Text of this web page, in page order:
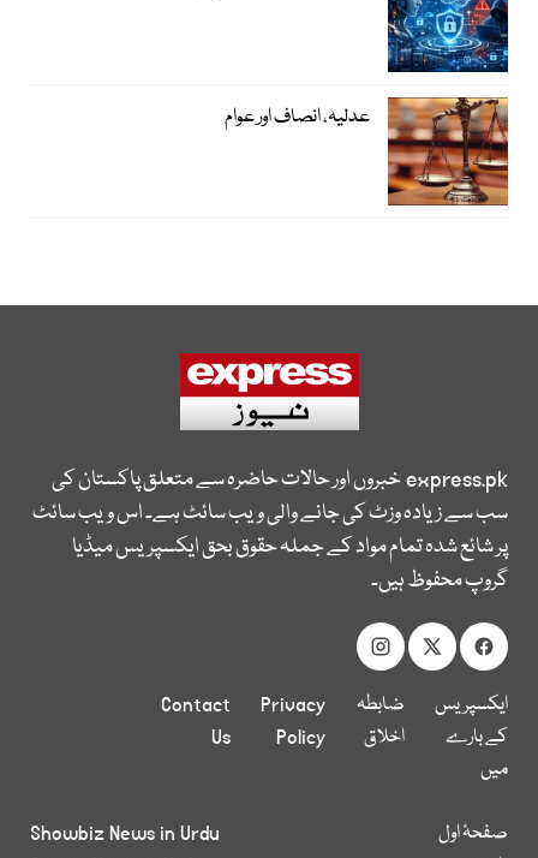
عدلیہ، انصاف اور عوام
express.pkخبروں اور حالات حاضرہ سے متعلق پاکستان کی
سب سے زیادہ وزٹ کی جانے والی ویب سائٹ ہے۔ اس ویب سائٹ
پر شائع شدہ تمام مواد کے جملہ حقوق بحق ایکسپریس میڈیا
گروپ محفوظ ہیں۔
ایکسپریس
کے بارے
میں
ضابطہ
اخلاق
Privacy
Policy
Contact
Us
صفحۂ اول
Showbiz News in Urdu